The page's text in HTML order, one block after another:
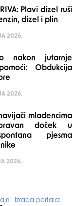
Plavi dizel ruši
dizel i plin
2026.
nakon jutarnje
Obdukcija
2026.
mladencima
doček u
pjesma
2026.
i izrada portala: